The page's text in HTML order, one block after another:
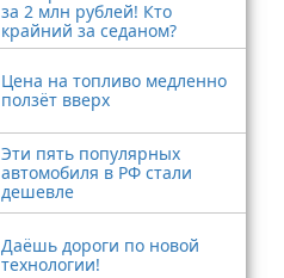
за 2 млн рублей! Кто
крайний за седаном?
Цена на топливо медленно
ползёт вверх
Эти пять популярных
автомобиля в РФ стали
дешевле
Даёшь дороги по новой
технологии!